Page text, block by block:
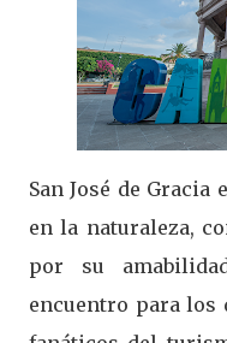
San José de
en la naturaleza,
por su
encuentro para los